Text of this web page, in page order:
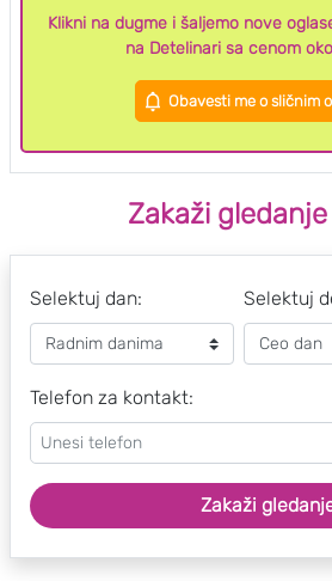
Klikni na dugme i šaljemo nove
na Detelinari sa cenom
Obavesti me o sličnim
Zakaži
Selektuj dan: Selektuj
Telefon za kontakt:
Zakaži